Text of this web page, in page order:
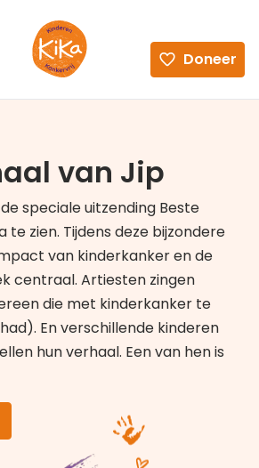
Doneer
van Jip
speciale uitzending Beste
te zien. Tijdens deze bijzondere
van kinderkanker en de
centraal. Artiesten zingen
die met kinderkanker te
En verschillende kinderen
hun verhaal. Een van hen is